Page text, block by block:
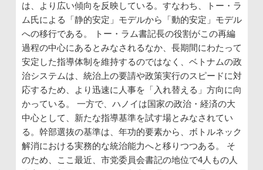
は、より広い傾向を反映している。すなわち、トー・ラ
ム氏による「静的安定」モデルから「動的安定」モデル
への移行である。 トー・ラム書記長の役割がこの再編
過程の中心にあるとみなされるなか、長期間にわたって
安定した指導体制を維持するのではなく、ベトナムの政
治システムは、統治上の要請や政策実行のスピードに対
応するため、より迅速に人事を「入れ替える」方向に向
かっている。 一方で、ハノイは国家の政治・経済の大
中心として、新たな指導基準を試す場とみなされてい
る。幹部選抜の基準は、年功的要素から、ボトルネック
解消における実務的な統治能力へと移りつつある。 そ
のため、ここ最近、市党委員会書記の地位で4人もの人